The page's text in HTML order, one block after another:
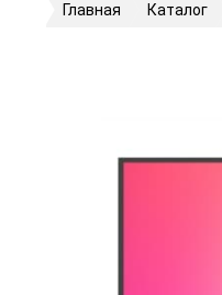
Главная Каталог